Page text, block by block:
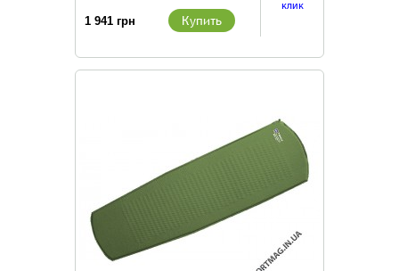
1 941 грн Купить
клик